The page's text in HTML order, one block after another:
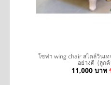
โซฟา wing chair สไตล์วินเ
อย่างดี (ลูกค้
11,000 บาท